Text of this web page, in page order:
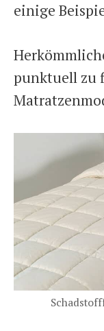
einige
punktuell zu